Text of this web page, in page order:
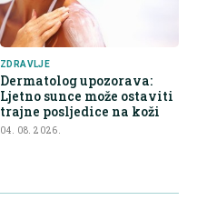
ZDRAVLJE
Dermatolog upozorava:
Ljetno sunce može ostaviti
trajne posljedice na koži
04. 08. 2026.